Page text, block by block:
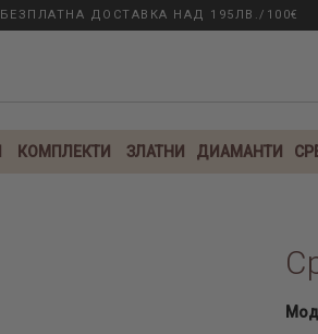
БЕЗПЛАТНА ДОСТАВКА НАД 195ЛВ./100€
КОМПЛЕКТИ ЗЛАТНИ ДИАМАНТИ